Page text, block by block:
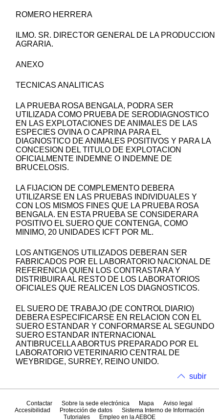
ROMERO HERRERA
ILMO. SR. DIRECTOR GENERAL DE LA PRODUCCION
AGRARIA.
ANEXO
TECNICAS ANALITICAS
LA PRUEBA ROSA BENGALA, PODRA SER
UTILIZADA COMO PRUEBA DE SERODIAGNOSTICO
EN LAS EXPLOTACIONES DE ANIMALES DE LAS
ESPECIES OVINA O CAPRINA PARA EL
DIAGNOSTICO DE ANIMALES POSITIVOS Y PARA LA
CONCESION DEL TITULO DE EXPLOTACION
OFICIALMENTE INDEMNE O INDEMNE DE
BRUCELOSIS.
LA FIJACION DE COMPLEMENTO DEBERA
UTILIZARSE EN LAS PRUEBAS INDIVIDUALES Y
CON LOS MISMOS FINES QUE LA PRUEBA ROSA
BENGALA. EN ESTA PRUEBA SE CONSIDERARA
POSITIVO EL SUERO QUE CONTENGA, COMO
MINIMO, 20 UNIDADES ICFT POR ML.
LOS ANTIGENOS UTILIZADOS DEBERAN SER
FABRICADOS POR EL LABORATORIO NACIONAL DE
REFERENCIA QUIEN LOS CONTRASTARA Y
DISTRIBUIRA AL RESTO DE LOS LABORATORIOS
OFICIALES QUE REALICEN LOS DIAGNOSTICOS.
EL SUERO DE TRABAJO (DE CONTROL DIARIO)
DEBERA ESPECIFICARSE EN RELACION CON EL
SUERO ESTANDAR Y CONFORMARSE AL SEGUNDO
SUERO ESTANDAR INTERNACIONAL
ANTIBRUCELLA ABORTUS PREPARADO POR EL
LABORATORIO VETERINARIO CENTRAL DE
WEYBRIDGE, SURREY, REINO UNIDO.
subir
Contactar Sobre la sede electrónica Mapa
Aviso legal
Accesibilidad
Protección de datos
Sistema Interno de Información
Tutoriales
Empleo en la AEBOE